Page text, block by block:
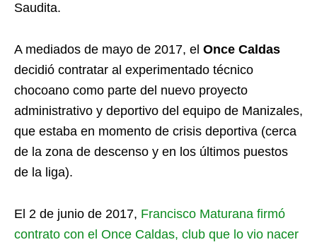
Saudita.
A mediados de mayo de 2017, el Once Caldas
decidió contratar al experimentado técnico
chocoano como parte del nuevo proyecto
administrativo y deportivo del equipo de Manizales,
que estaba en momento de crisis deportiva (cerca
de la zona de descenso y en los últimos puestos
de la liga).
El 2 de junio de 2017, Francisco Maturana firmó
contrato con el Once Caldas, club que lo vio nacer